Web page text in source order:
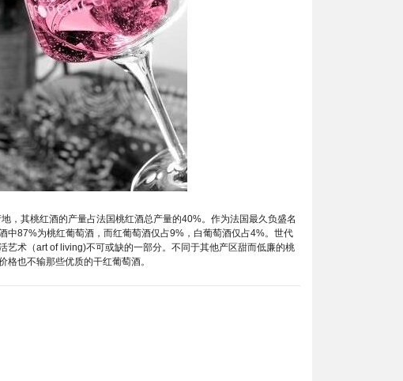
，其桃红酒的产量占法国桃红酒总产量的40%。作为法国最久负盛名
中87%为桃红葡萄酒，而红葡萄酒仅占9%，白葡萄酒仅占4%。世代
艺术（art of living)不可或缺的一部分。不同于其他产区甜而低廉的桃
也不输那些优质的干红葡萄酒。